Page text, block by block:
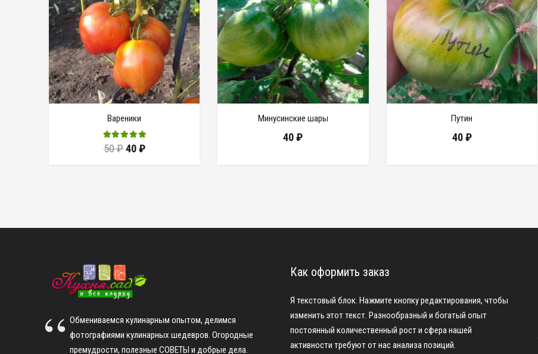
Вареники
50₽ 40₽
Минусинские шары
40₽
Путин
40₽
Обмениваемся кулинарным опытом, делимся
фотографиями кулинарных шедевров. Огородные
премудрости, полезные СОВЕТЫ и добрые дела.
Как оформить заказ
Я текстовый блок. Нажмите кнопку редактирования, чтобы
изменить этот текст. Разнообразный и богатый опыт
постоянный количественный рост и сфера нашей
активности требуют от нас анализа позиций.